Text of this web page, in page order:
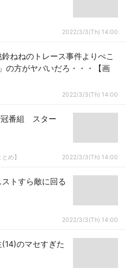
2022/3/3(Th) 14:00
ねねのトレース事件よりぺこ
の方がヤバいだろ・・・【画
2022/3/3(Th) 14:00
冠番組 スター
め】 2022/3/3(Th) 14:00
ストすら敵に回る
2022/3/3(Th) 14:00
(14)のマセすぎた